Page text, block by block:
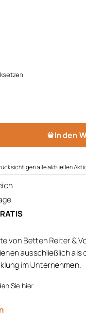
In den
alle aktuellen
von Betten Reiter &
ausschließlich
im Unternehmen.
Sie hier